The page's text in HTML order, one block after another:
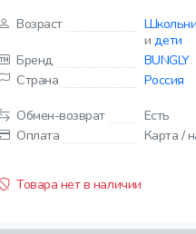
Возраст
и дети
Бренд
BUNGLY
Страна
Россия
Обмен-возврат
Есть
Оплата Карта /
Товара нет в наличии